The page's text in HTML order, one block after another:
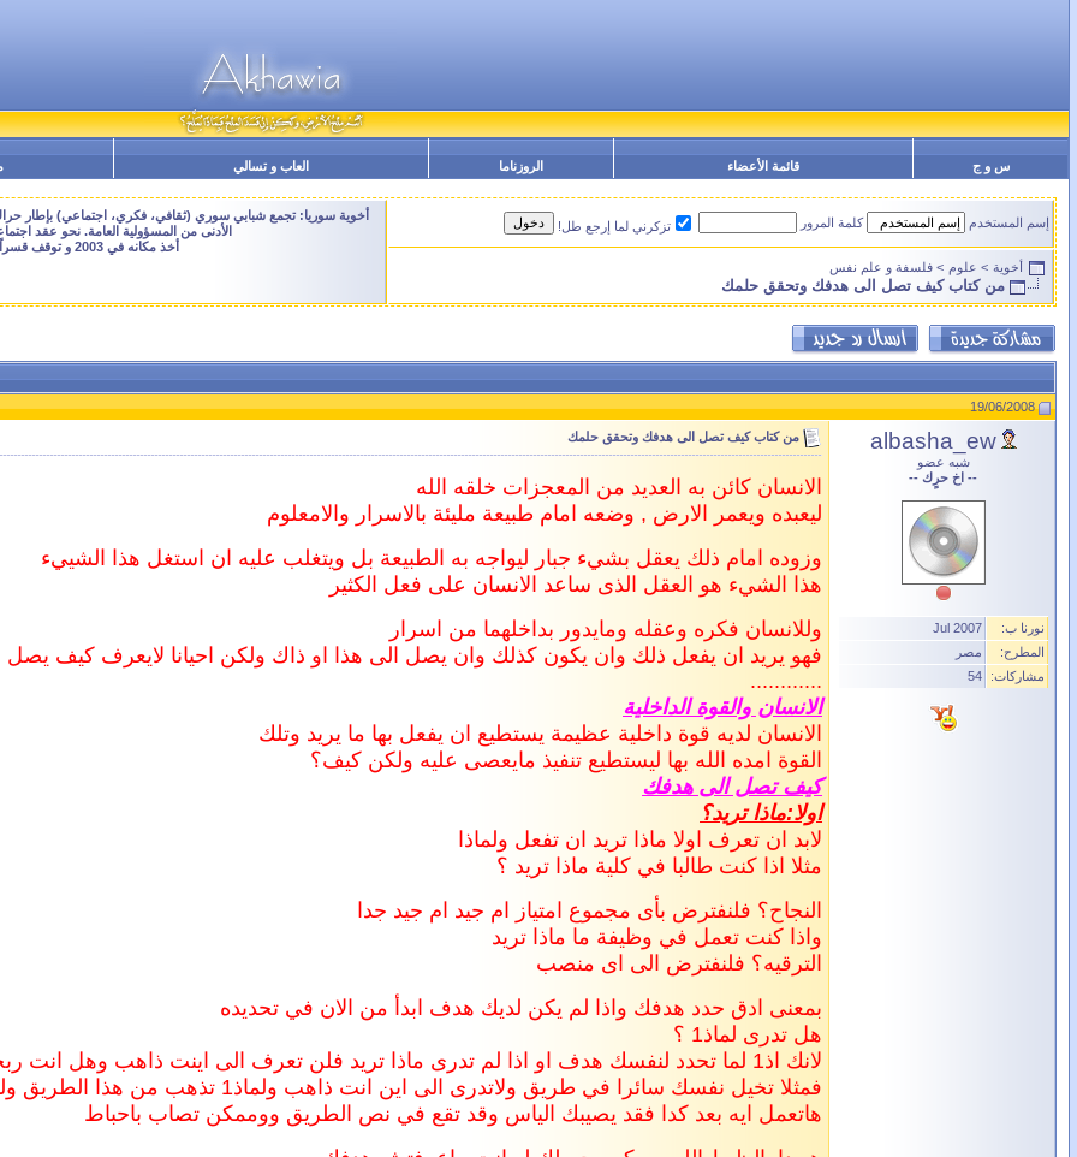
س و ج قائمة الأعضاء الروزناما العاب و تسالي
إسم المستخدم كلمة المرور تزكرني لما إرجع طل!
أخوية سوريا: تجمع شبابي سوري (ثقافي، فكري، اجتماعي) بإطار
الأدنى من المسؤولية العامة. نحو عقد
أخذ مكانه في 2003 و توقف قسراً نهاية 2009 - النسخة الحالية هنا هي ارشيفية للتصفح فقط
أخوية > علوم > فلسفة و علم نفس
من كتاب كيف تصل الى هدفك وتحقق حلمك
19/06/2008
albasha_ew
شبه عضو
-- اخ حرٍك --
نورنا ب:
Jul 2007
المطرح:
مصر
مشاركات:
54
من كتاب كيف تصل الى هدفك وتحقق حلمك
الانسان كائن به العديد من المعجزات خلقه الله
ليعبده ويعمر الارض , وضعه امام طبيعة مليئة بالاسرار والامعلوم
وزوده امام ذلك يعقل بشيء جبار ليواجه به الطبيعة بل ويتغلب عليه ان استغل هذا الشييء
هذا الشيء هو العقل الذى ساعد الانسان على فعل الكثير
وللانسان فكره وعقله ومايدور بداخلهما من اسرار
فهو يريد ان يفعل ذلك وان يكون كذلك وان يصل الى هذا او ذاك ولكن احيانا لايعرف كيف يصل
............
الانسان والقوة الداخلية
الانسان لديه قوة داخلية عظيمة يستطيع ان يفعل بها ما يريد وتلك
القوة امده الله بها ليستطيع تنفيذ مايعصى عليه ولكن كيف؟
كيف تصل الى هدفك
اولا:ماذا تريد؟
لابد ان تعرف اولا ماذا تريد ان تفعل ولماذا
مثلا اذا كنت طالبا في كلية ماذا تريد ؟
النجاح؟ فلنفترض بأى مجموع امتياز ام جيد ام جيد جدا
واذا كنت تعمل في وظيفة ما ماذا تريد
الترقيه؟ فلنفترض الى اى منصب
بمعنى ادق حدد هدفك واذا لم يكن لديك هدف ابدأ من الان في تحديده
هل تدرى لماذ1 ؟
لانك اذ1 لما تحدد لنفسك هدف او اذا لم تدرى ماذا تريد فلن تعرف الى اينت ذاهب وهل انت ربحت ام خسرت
فمثلا تخيل نفسك سائرا في طريق ولاتدرى الى اين انت ذاهب ولماذ1 تذهب من هذا الطريق ولو وجدت له نهاية
هاتعمل ايه بعد كدا فقد يصيبك الياس وقد تقع في نص الطريق ووممكن تصاب باحباط